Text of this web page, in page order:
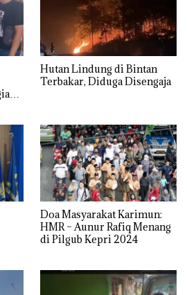
Hutan Lindung di Bintan
Terbakar, Diduga Disengaja
Doa Masyarakat Karimun:
HMR – Aunur Rafiq Menang
di Pilgub Kepri 2024